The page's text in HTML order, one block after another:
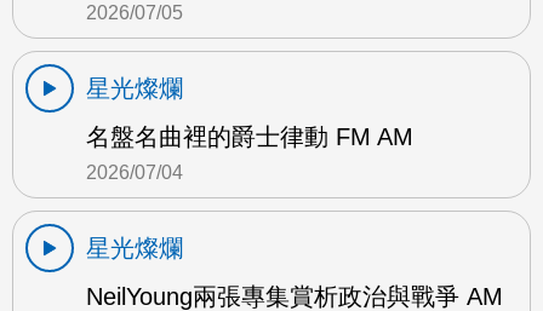
2026/07/05
星光燦爛
名盤名曲裡的爵士律動 FM AM
2026/07/04
星光燦爛
NeilYoung兩張專集賞析政治與戰爭 AM